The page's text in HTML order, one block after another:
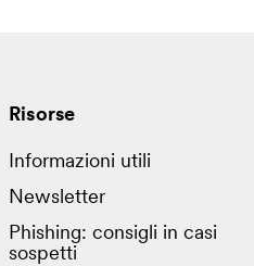
Risorse
Informazioni utili
Newsletter
Phishing: consigli in casi
sospetti